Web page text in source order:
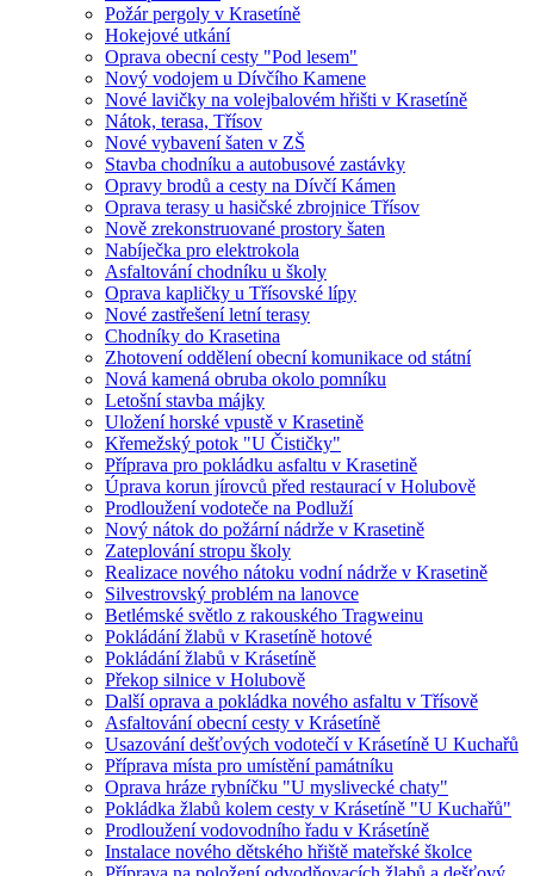
Požár pergoly v Krasetíně
Hokejové utkání
Oprava obecní cesty "Pod lesem"
Nový vodojem u Dívčího Kamene
Nové lavičky na volejbalovém hřišti v Krasetíně
Nátok, terasa, Třísov
Nové vybavení šaten v ZŠ
Stavba chodníku a autobusové zastávky
Opravy brodů a cesty na Dívčí Kámen
Oprava terasy u hasičské zbrojnice Třísov
Nově zrekonstruované prostory šaten
Nabíječka pro elektrokola
Asfaltování chodníku u školy
Oprava kapličky u Třísovské lípy
Nové zastřešení letní terasy
Chodníky do Krasetina
Zhotovení oddělení obecní komunikace od státní
Nová kamená obruba okolo pomníku
Letošní stavba májky
Uložení horské vpustě v Krasetině
Křemežský potok "U Čističky"
Příprava pro pokládku asfaltu v Krasetině
Úprava korun jírovců před restaurací v Holubově
Prodloužení vodoteče na Podluží
Nový nátok do požární nádrže v Krasetině
Zateplování stropu školy
Realizace nového nátoku vodní nádrže v Krasetině
Silvestrovský problém na lanovce
Betlémské světlo z rakouského Tragweinu
Pokládání žlabů v Krasetíně hotové
Pokládání žlabů v Krásetíně
Překop silnice v Holubově
Další oprava a pokládka nového asfaltu v Třísově
Asfaltování obecní cesty v Krásetíně
Usazování dešťových vodotečí v Krásetíně U Kuchařů
Příprava místa pro umístění památníku
Oprava hráze rybníčku "U myslivecké chaty"
Pokládka žlabů kolem cesty v Krásetíně "U Kuchařů"
Prodloužení vodovodního řadu v Krásetíně
Instalace nového dětského hřiště mateřské školce